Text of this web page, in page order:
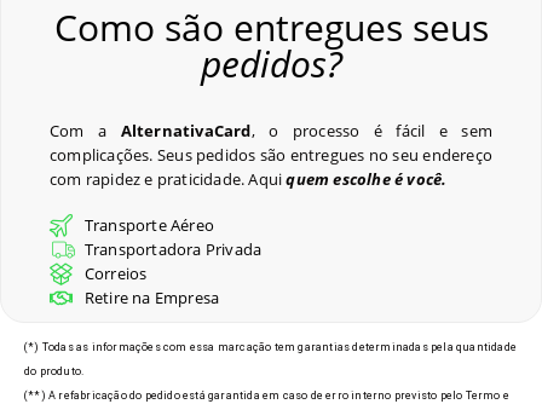
Como são entregues seus
pedidos?
Com a AlternativaCard, o processo é fácil e sem
complicações. Seus pedidos são entregues no seu endereço
com rapidez e praticidade. Aquiquem escolhe é você.
Transporte Aéreo
Transportadora Privada
Correios
Retire na Empresa
(*) Todas as informações com essa marcação tem garantias determinadas pela quantidade
do produto.
(**) A refabricação do pedido está garantida em caso de erro interno previsto pelo Termo e